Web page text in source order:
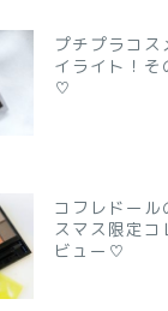
プチプラコ
イライト！そ
♡
コフレドール
スマス限定
ビュー♡